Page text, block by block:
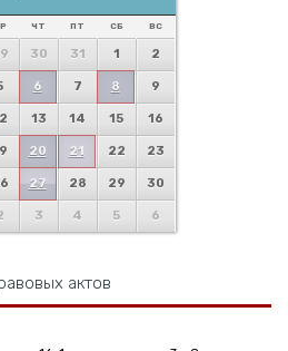
ЧТ ПТ СБ ВС
30 31 1 2
6 7 8 9
13 14 15 16
20 21 22 23
27 28 29 30
3 4 5 6
актов